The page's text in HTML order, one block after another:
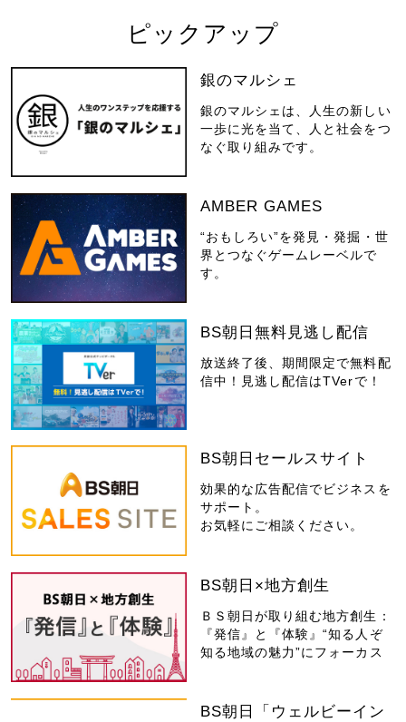
ピックアップ
銀のマルシェ
銀のマルシェは、人生の新しい
一歩に光を当て、人と社会をつ
なぐ取り組みです。
AMBER GAMES
“おもしろい”を発見・発掘・世
界とつなぐゲームレーベルで
す。
BS朝日無料見逃し配信
放送終了後、期間限定で無料配
信中！見逃し配信はTVerで！
BS朝日セールスサイト
効果的な広告配信でビジネスを
サポート。
お気軽にご相談ください。
BS朝日×地方創生
ＢＳ朝日が取り組む地方創生：
『発信』と『体験』“知る人ぞ
知る地域の魅力”にフォーカス
BS朝日「ウェルビーイン